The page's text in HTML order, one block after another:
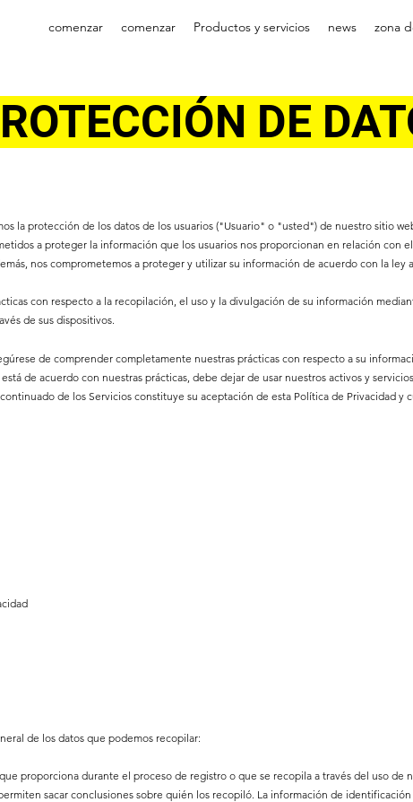
comenzar comenzar Productos y servicios news zona
DE
la protección de los datos de los usuarios ("Usuario" o "usted") de nuestro sitio
a proteger la información que los usuarios nos proporcionan en relación con
nos comprometemos a proteger y utilizar su información de acuerdo con la ley
con respecto a la recopilación, el uso y la divulgación de su información
de sus dispositivos.
de comprender completamente nuestras prácticas con respecto a su
de acuerdo con nuestras prácticas, debe dejar de usar nuestros activos y
de los Servicios constituye su aceptación de esta Política de Privacidad y
de los datos que podemos recopilar:
proporciona durante el proceso de registro o que se recopila a través del uso de
sacar conclusiones sobre quién los recopiló. La información de